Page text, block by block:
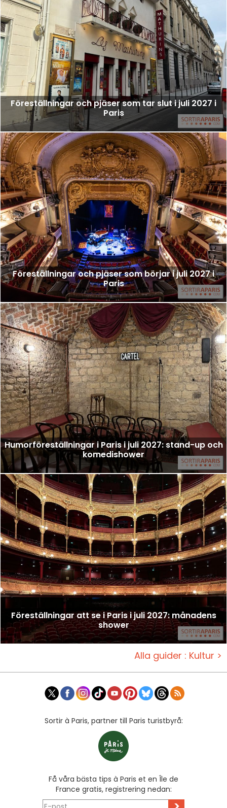
Föreställningar och pjäser som tar slut i juli 2027 i
Paris
Föreställningar och pjäser som börjar i juli 2027 i
Paris
Humorföreställningar i Paris i juli 2027: stand-up och
komedishower
Föreställningar att se i Paris i juli 2027: månadens
shower
Alla guider : Kultur >
Sortir à Paris, partner till Paris turistbyrå:
Få våra bästa tips à Paris et en Île de
France gratis, registrering nedan: